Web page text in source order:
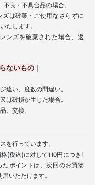
良・不具合品の場合。
は破棄・ご使用なさらずに
たします。
ンズを破棄された場合、返
ないもの
違い、度数の間違い。
は破損が生じた場合。
、交換。
を行っています。
(税込)に対して110円につき1
ポイントは、次回のお買物
いただけます。